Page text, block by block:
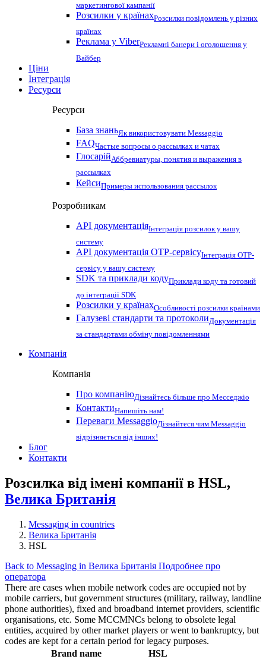
маркетингової кампанії
Розсилки у країнахРозсилки повідомлень у різних
країнах
Реклама у ViberРекламні банери і оголошення у
Вайбер
Ціни
Інтеграція
Ресурси
Ресурси
База знаньЯк використовувати Messaggio
FAQЧастые вопросы о рассылках и чатах
ГлосарійАббревиатуры, понятия и выражения в
рассылках
КейсиПримеры использования рассылок
Розробникам
API документаціяІнтеграція розсилок у вашу
систему
API документація OTP-сервісуІнтеграція OTP-
сервісу у вашу систему
SDK та приклади кодуПриклади коду та готовий
до інтеграції SDK
Розсилки у країнахОсобливості розсилки країнами
Галузеві стандарти та протоколиДокументація
за стандартами обміну повідомленнями
Компанія
Компанія
Про компаніюДізнайтесь більше про Месседжіо
КонтактиНапишіть нам!
Переваги MessaggioДізнайтеся чим Messaggio
відрізняється від інших!
Блог
Контакти
Розсилка від імені компанії в HSL,
Велика Британія
Messaging in countries
Велика Британія
HSL
Back to Messaging in Велика Британія Подробнее про
оператора
There are cases when mobile network codes are occupied not by
mobile carriers, but government structures (military, railway, landline
phone authorities), fixed and broadband internet providers, scientific
organisations, etc. Some MCCMNCs belong to obsolete legal
entities, acquired by other market players or went to bankruptcy, but
codes are kept for a certain period for legacy purposes.
Brand name
HSL